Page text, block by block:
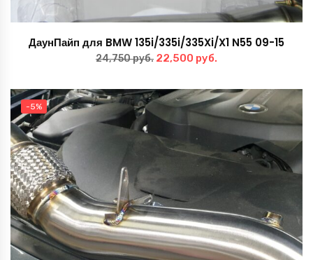
ДаунПайп для BMW 135i/335i/335Xi/X1 N55 09-15
24,750руб. Первоначальная
составляла
24,750 руб..
22,500 руб.
22,500 руб..
-5%